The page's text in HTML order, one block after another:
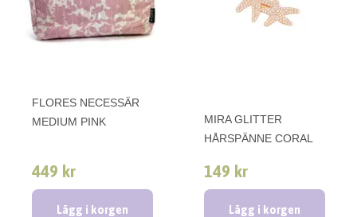
FLORES NECESSÄR
MEDIUM PINK
449 kr
Lägg i korgen
MIRA GLITTER
HÅRSPÄNNE CORAL
149 kr
Lägg i korgen